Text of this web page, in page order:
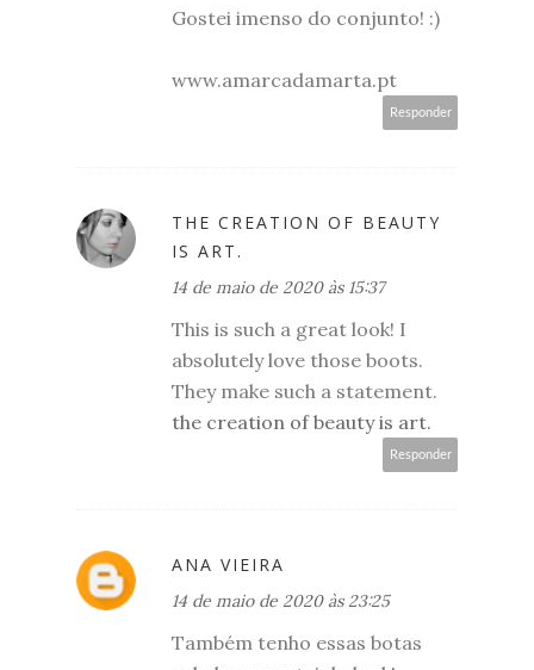
Gostei imenso do conjunto! :)
www.amarcadamarta.pt
Responder
THE CREATION OF BEAUTY
IS ART.
14 de maio de 2020 às 15:37
This is such a great look! I
absolutely love those boots.
They make such a statement.
the creation of beauty is art.
Responder
ANA VIEIRA
14 de maio de 2020 às 23:25
Também tenho essas botas